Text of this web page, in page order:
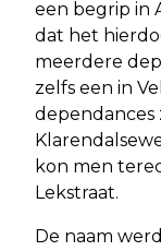
een begrip in
dat het
meerdere
zelfs een in
dependances
kon men
Lekstraat.
De naam